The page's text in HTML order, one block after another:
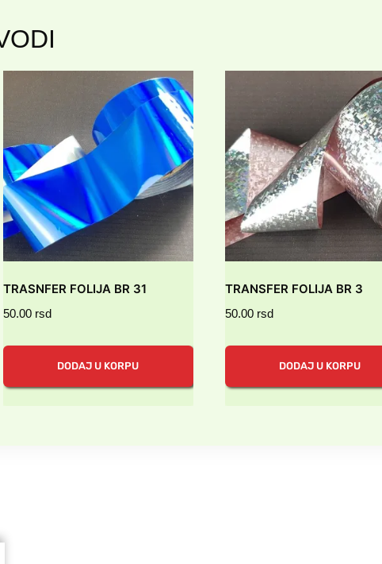
TRASNFER FOLIJA BR 31
50.00 rsd
DODAJ U KORPU
TRANSFER FOLIJA BR 3
50.00 rsd
DODAJ U KORPU